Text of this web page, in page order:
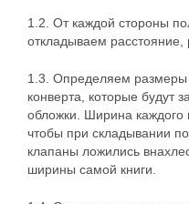
1.2. От каждой стороны
откладываем расстояние,
1.3. Определяем размеры
конверта, которые будут
обложки. Ширина каждого
чтобы при складывании
клапаны ложились
ширины самой книги.